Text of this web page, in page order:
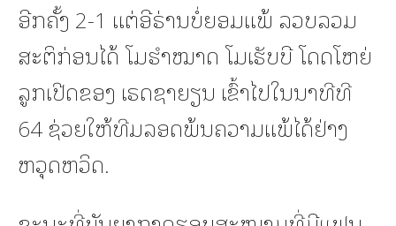
ອີກຄັ້ງ 2-1 ແຕ່ອີຣ່ານບໍ່ຍອມແພ້ ລວບລວມ
ສະຕິກ່ອນໄດ້ ໂມຮຳໝາດ ໂມເຮັບບີ ໂດດໂຫຍ່
ລູກເປີດຂອງ ເຣດຊາຍຽນ ເຂົ້າໄປໃນນາທີທີ
64 ຊ່ວຍໃຫ້ທີມລອດພ້ນຄວາມແພ້ໄດ້ຢ່າງ
ຫວຸດຫວິດ.